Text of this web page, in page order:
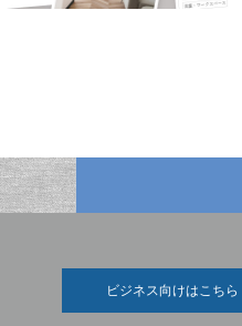
ビジネス向けはこちら